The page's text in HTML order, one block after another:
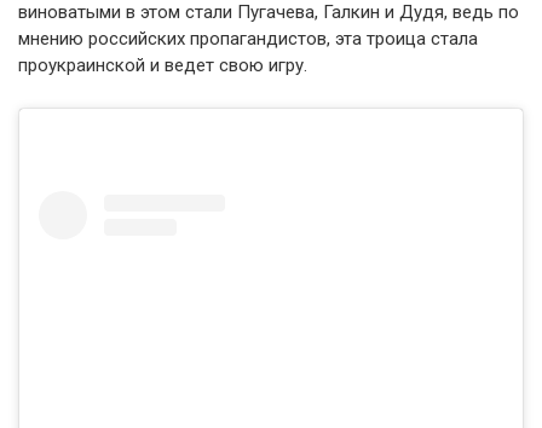
виноватыми в этом стали Пугачева, Галкин и Дудя, ведь по
мнению российских пропагандистов, эта троица стала
проукраинской и ведет свою игру.